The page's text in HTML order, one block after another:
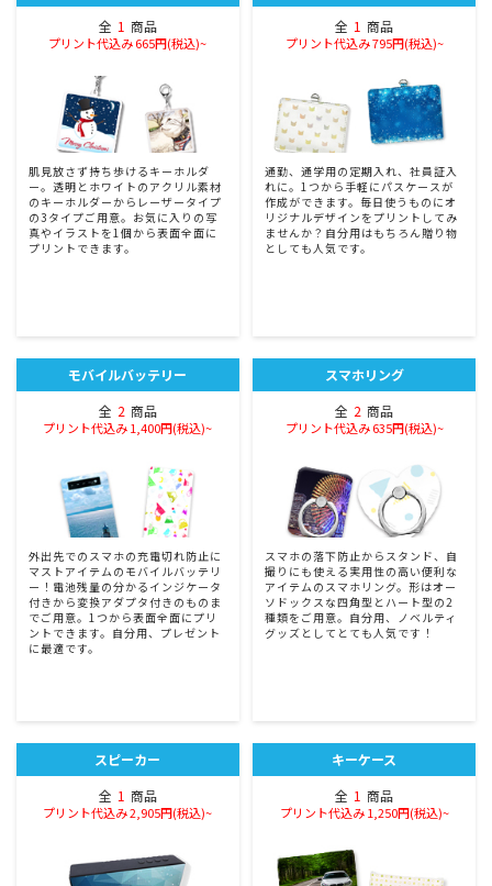
全 1 商品
プリント代込み 665円(税込)~
肌見放さず持ち歩けるキーホルダ
ー。透明とホワイトのアクリル素材
のキーホルダーからレーザータイプ
の3タイプご用意。お気に入りの写
真やイラストを1個から表面全面に
プリントできます。
全 1 商品
プリント代込み 795円(税込)~
通勤、通学用の定期入れ、社員証入
れに。1つから手軽にパスケースが
作成ができます。毎日使うものにオ
リジナルデザインをプリントしてみ
ませんか？自分用はもちろん贈り物
としても人気です。
モバイルバッテリー
全 2 商品
プリント代込み 1,400円(税込)~
外出先でのスマホの充電切れ防止に
マストアイテムのモバイルバッテリ
ー！電池残量の分かるインジケータ
付きから変換アダプタ付きのものま
でご用意。1つから表面全面にプリ
ントできます。自分用、プレゼント
に最適です。
スマホリング
全 2 商品
プリント代込み 635円(税込)~
スマホの落下防止からスタンド、自
撮りにも使える実用性の高い便利な
アイテムのスマホリング。形はオー
ソドックスな四角型とハート型の2
種類をご用意。自分用、ノベルティ
グッズとしてとても人気です！
スピーカー
全 1 商品
プリント代込み 2,905円(税込)~
キーケース
全 1 商品
プリント代込み 1,250円(税込)~